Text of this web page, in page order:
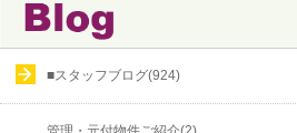
■スタッフブログ(924)